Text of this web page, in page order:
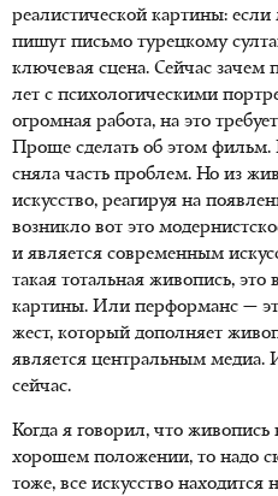
реалистической картины:
пишут письмо турецкому
ключевая сцена. Сейчас зачем
лет с психологическими
огромная работа, на это
Проще сделать об этом фильм.
сняла часть проблем. Но из
искусство, реагируя на
возникло вот это
и является современным
такая тотальная живопись,
картины. Или перформанс —
жест, который дополняет
является центральным медиа.
сейчас.
Когда я говорил, что живопись
хорошем положении, то надо
тоже, все искусство